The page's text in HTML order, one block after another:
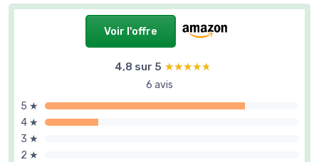
Voir l'offre
4,8 sur 5 ★★★★★
★★★★★
6 avis
5 ★
4 ★
3 ★
2 ★